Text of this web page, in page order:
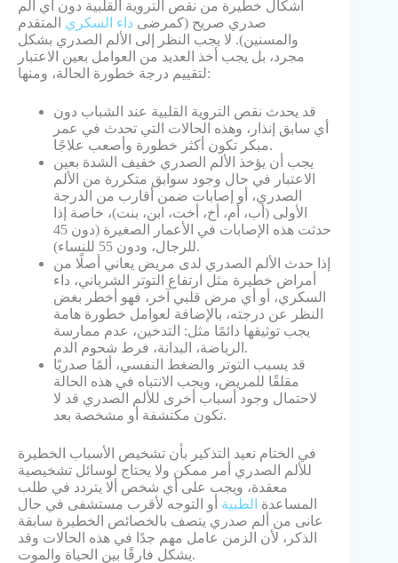
أشكال خطيرة من نقص التروية القلبية دون أي ألم
صدري صريح (كمرضى داء السكري المتقدم
والمسنين). لا يجب النظر إلى الألم الصدري بشكل
مجرد، بل يجب أخذ العديد من العوامل بعين الاعتبار
لتقييم درجة خطورة الحالة، ومنها:
قد يحدث نقص التروية القلبية عند الشباب دون
أي سابق إنذار، وهذه الحالات التي تحدث في عمر
مبكر تكون أكثر خطورة وأصعب علاجًا.
يجب أن يؤخذ الألم الصدري خفيف الشدة بعين
الاعتبار في حال وجود سوابق متكررة من الألم
الصدري، أو إصابات ضمن أقارب من الدرجة
الأولى (أب، أم، أخ، أخت، ابن، بنت)، خاصة إذا
حدثت هذه الإصابات في الأعمار الصغيرة (دون 45
للرجال، ودون 55 للنساء).
إذا حدث الألم الصدري لدى مريض يعاني أصلًا من
أمراض خطيرة مثل ارتفاع التوتر الشرياني، داء
السكري، أو أي مرض قلبي آخر، فهو أخطر بغض
النظر عن درجته، بالإضافة لعوامل خطورة هامة
يجب توثيقها دائمًا مثل: التدخين، عدم ممارسة
الرياضة، البدانة، فرط شحوم الدم.
قد يسبب التوتر والضغط النفسي، ألمًا صدريًا
مقلقًا للمريض، ويجب الانتباه في هذه الحالة
لاحتمال وجود أسباب أخرى للألم الصدري قد لا
تكون مكتشفة أو مشخصة بعد.
في الختام نعيد التذكير بأن تشخيص الأسباب الخطيرة
للألم الصدري أمر ممكن ولا يحتاج لوسائل تشخيصية
معقدة، ويجب على أي شخص ألا يتردد في طلب
المساعدة الطبية أو التوجه لأقرب مستشفى في حال
عانى من ألم صدري يتصف بالخصائص الخطيرة سابقة
الذكر، لأن الزمن عامل مهم جدًا في هذه الحالات وقد
يشكل فارقًا بين الحياة والموت.